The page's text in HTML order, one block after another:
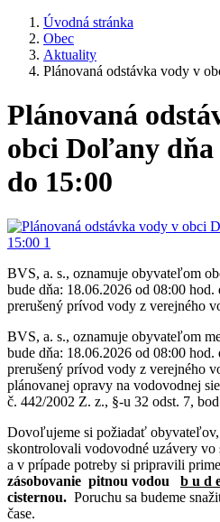
Úvodná stránka
Obec
Aktuality
Plánovaná odstávka vody v
Plánovaná
obci Doľany dňa
do 15:00
BVS, a. s., oznamuje obyvateľom
bude dňa: 18.06.2026 od 08:00 hod.
prerušený prívod vody z verejného
BVS, a. s., oznamuje obyvateľom
bude dňa: 18.06.2026 od 08:00 hod.
prerušený prívod vody z verejného
plánovanej opravy na vodovodnej
č. 442/2002 Z. z., §-u 32 odst. 7,
Dovoľujeme si požiadať
skontrolovali vodovodné uzávery
a v prípade potreby si pripravili
zásobovanie pitnou vodou b u d
cisternou. Poruchu sa budeme
čase.